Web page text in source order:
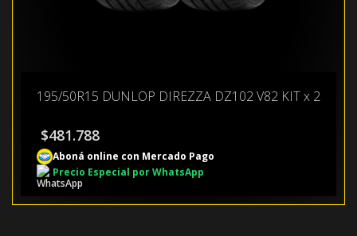
195/50R15 DUNLOP DIREZZA DZ102 V82 KIT x 2
$481.788
Aboná online con Mercado Pago
Precio Especial por WhatsApp